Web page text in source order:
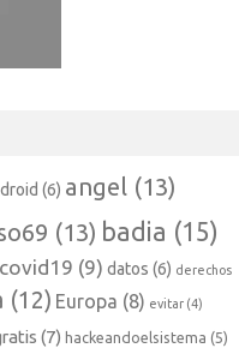
(6) angel (13)
(13) badia (15)
covid19 (9) datos (6) derechos
(12) Europa (8) evitar (4)
(7) hackeandoelsistema (5)